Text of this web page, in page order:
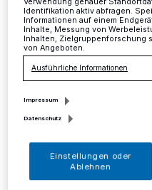
Mettmann·In der Nacht
November, bis Freitag,
in ein freistehendes
Schumannstraße
Identifikation aktiv abfragen.
Informationen auf einem
Inhalte, Messung von
Inhalten, Zielgruppenforschung
von Angeboten.
Ausführliche Informationen
Impressum
Datenschutz
Einstellungen oder
Ablehnen